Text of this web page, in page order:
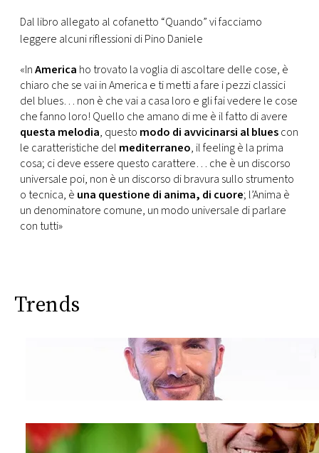
Dal libro allegato al cofanetto “Quando” vi facciamo
leggere alcuni riflessioni di Pino Daniele
«InAmerica ho trovato la voglia di ascoltare delle cose, è
chiaro che se vai in America e ti metti a fare i pezzi classici
del blues… non è che vai a casa loro e gli fai vedere le cose
che fanno loro! Quello che amano di me è il fatto di avere
questa melodia, questo modo di avvicinarsi al bluescon
le caratteristiche del mediterraneo, il feeling è la prima
cosa; ci deve essere questo carattere… che è un discorso
universale poi, non è un discorso di bravura sullo strumento
o tecnica, è una questione di anima, di cuore; l’Anima è
un denominatore comune, un modo universale di parlare
con tutti»
Trends